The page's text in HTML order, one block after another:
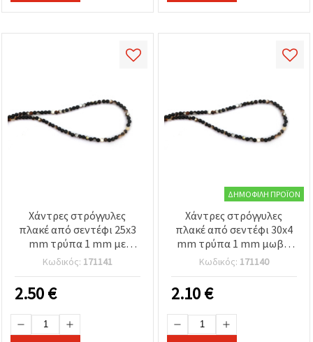
Χάντρες στρόγγυλες
πλακέ από σεντέφι 25x3
mm τρύπα 1 mm με
σχέδιο λουλουδιών ~ 16
τεμάχια περασμένα σε
σειρά/κορδόνι
Κωδικός: 171141
2.50€
ΔΗΜΟΦΙΛΉ ΠΡΟΪΌΝ
Χάντρες στρόγγυλες
πλακέ από σεντέφι 30x4
mm τρύπα 1 mm μωβ ~
13 τεμάχια περασμένα σε
σειρά/κορδόνι
Κωδικός: 171140
2.10€